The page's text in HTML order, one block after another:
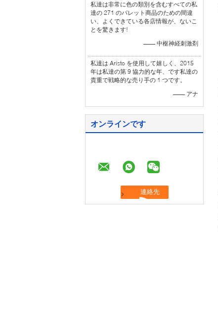
私達は非常に色の類別を含むすべての私
達の 271 のパレット商品のための間違
い、よくできている各店情報が、ないこ
とを驚きます!
—— 中枢神経刺激剤
私達は Aristo を使用して嬉しく、2015
年は私達の第 9 協力的な年、です私達の
貴重で戦略的な売り手の 1 つです。
—— アナ
オンラインです